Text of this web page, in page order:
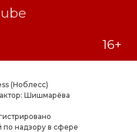
(Ноблесс)
Шишмарёва
надзору в сфере